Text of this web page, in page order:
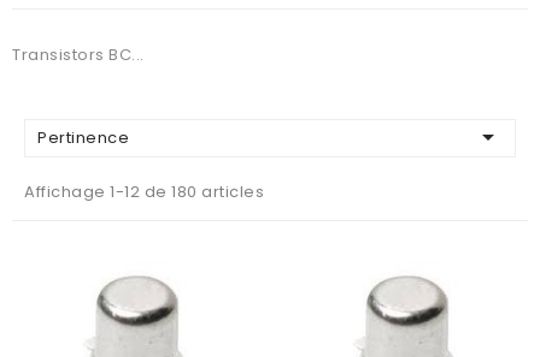
Transistors BC...
Pertinence 
Affichage 1-12 de 180 articles